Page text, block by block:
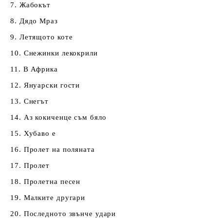
7. Жабокът
8. Дядо Мраз
9. Летящото коте
10. Снежинки лекокрили
11. В Африка
12. Януарски гости
13. Снегът
14. Аз кокиченце съм бяло
15. Хубаво е
16. Пролет на поляната
17. Пролет
18. Пролетна песен
19. Малките другари
20. Последното звънче удари